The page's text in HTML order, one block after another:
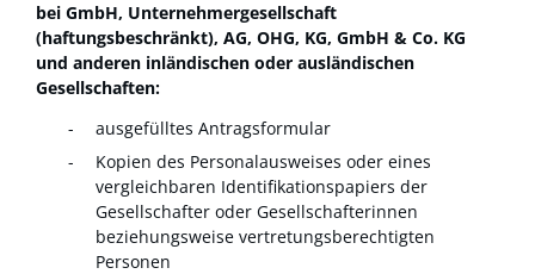
bei GmbH, Unternehmergesellschaft
(haftungsbeschränkt), AG, OHG, KG, GmbH & Co. KG
und anderen inländischen oder ausländischen
Gesellschaften:
ausgefülltes Antragsformular
Kopien des Personalausweises oder eines
vergleichbaren Identifikationspapiers der
Gesellschafter oder Gesellschafterinnen
beziehungsweise vertretungsberechtigten
Personen